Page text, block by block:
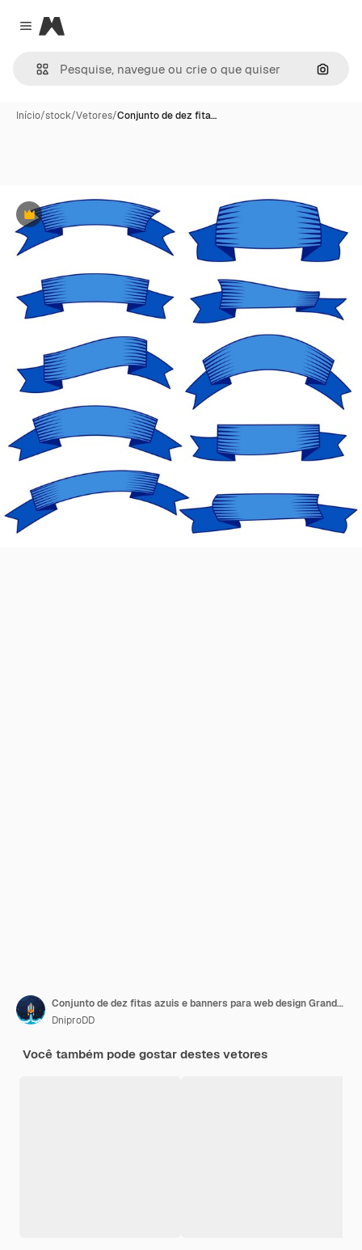
Close menu
Magnific
Início/stock/Vetores/Conjunto de dez fita…
Premium
Conjunto de dez fitas azuis e banners para web design Grande elemento de design isolado no fundo branco Vector illustrationxA
DniproDD
Você também pode gostar destes vetores